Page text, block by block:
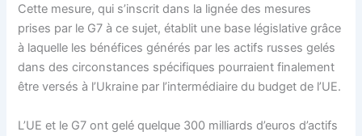
Cette mesure, qui s’inscrit dans la lignée des mesures
prises par le G7 à ce sujet, établit une base législative grâce
à laquelle les bénéfices générés par les actifs russes gelés
dans des circonstances spécifiques pourraient finalement
être versés à l’Ukraine par l’intermédiaire du budget de l’UE.
L’UE et le G7 ont gelé quelque 300 milliards d’euros d’actifs